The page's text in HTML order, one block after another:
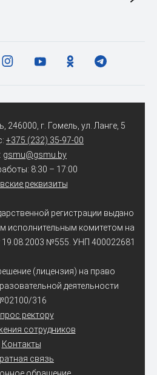
246000, г. Гомель, ул. Ланге, 5
+375 (232) 35-97-00
gsmu@gsmu.by
8:30 – 17:00
реквизиты
регистрации выдано
исполнительным комитетом на
№555. УНП 400022681
(лицензия) на право
деятельности
316
ректору
сотрудников
Контакты
связь